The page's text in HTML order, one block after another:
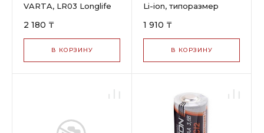
VARTA, LR03 Longlife
1.5 V, 2 шт., Блистер
2 180 ₸
В КОРЗИНУ
Li-ion, типоразмер
1 910 ₸
В КОРЗИНУ